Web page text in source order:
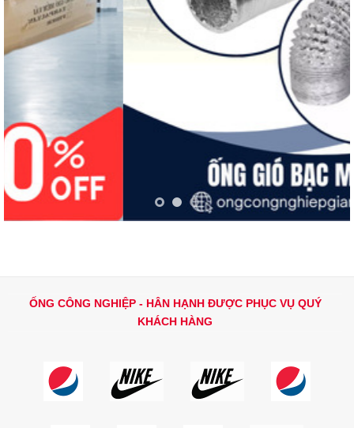
ỐNG CÔNG NGHIỆP - HÂN HẠNH ĐƯỢC PHỤC VỤ QUÝ
KHÁCH HÀNG